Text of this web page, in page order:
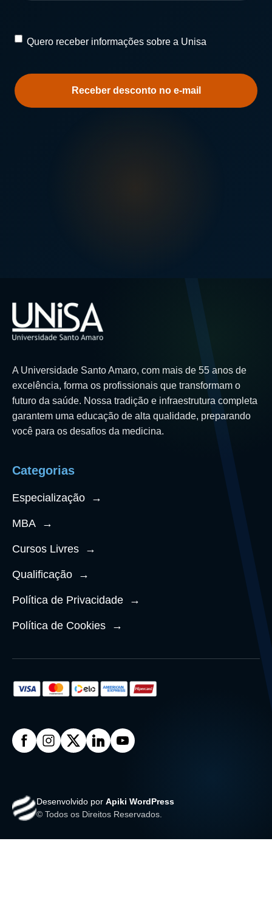
Quero
sobre
a
Quero receber informações sobre a Unisa
A Universidade Santo Amaro, com mais de 55 anos de
excelência, forma os profissionais que transformam o
futuro da saúde. Nossa tradição e infraestrutura completa
garantem uma educação de alta qualidade, preparando
você para os desafios da medicina.
Categorias
Especialização →
MBA →
Cursos Livres →
Qualificação →
Política de Privacidade →
Política de Cookies →
Desenvolvido por Apiki WordPress
© Todos os Direitos Reservados.